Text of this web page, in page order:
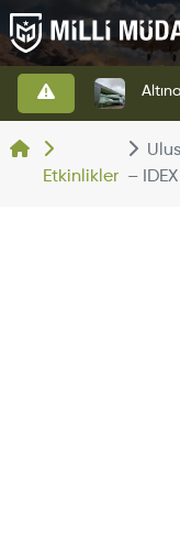
Etkinlikler –